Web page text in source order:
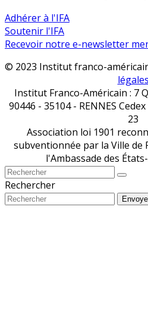
Adhérer à l'IFA
Soutenir l'IFA
Recevoir notre e-newsletter
© 2023 Institut franco-
légales
Institut Franco-Américain : 7
90446 - 35104 - RENNES
23
Association loi 1901
subventionnée par la Ville de
l'Ambassade des
Rechercher